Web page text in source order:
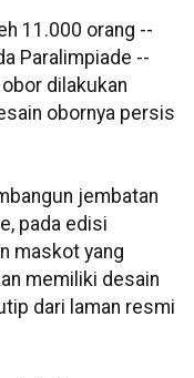
11.000 orang --
Paralimpiade --
dilakukan
obornya persis
jembatan
pada edisi
maskot yang
memiliki desain
dari laman resmi